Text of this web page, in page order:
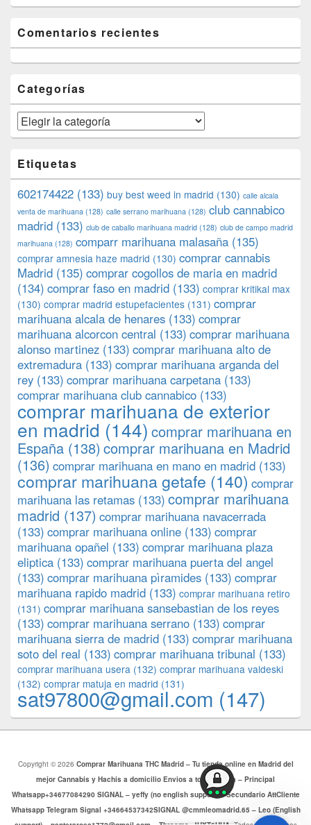
Comentarios recientes
Categorías
Categorías
Etiquetas
602174422 (133) buy best weed in madrid (130) calle alcala
venta de marihuana (128) calle serrano marihuana (128) club cannabico
madrid (133) club de caballo marihuana madrid (128) club de campo madrid
marihuana (128) comparr marihuana malasaña (135)
comprar amnesia haze madrid (130) comprar cannabis
Madrid (135) comprar cogollos de maria en madrid
(134) comprar faso en madrid (133) comprar kritikal max
(130) comprar madrid estupefacientes (131) comprar
marihuana alcala de henares (133) comprar
marihuana alcorcon central (133) comprar marihuana
alonso martinez (133) comprar marihuana alto de
extremadura (133) comprar marihuana arganda del
rey (133) comprar marihuana carpetana (133)
comprar marihuana club cannabico (133)
comprar marihuana de exterior
en madrid (144) comprar marihuana en
España (138) comprar marihuana en Madrid
(136) comprar marihuana en mano en madrid (133)
comprar marihuana getafe (140) comprar
marihuana las retamas (133) comprar marihuana
madrid (137) comprar marihuana navacerrada
(133) comprar marihuana online (133) comprar
marihuana opañel (133) comprar marihuana plaza
eliptica (133) comprar marihuana puerta del angel
(133) comprar marihuana pìramides (133) comprar
marihuana rapido madrid (133) comprar marihuana retiro
(131) comprar marihuana sansebastian de los reyes
(133) comprar marihuana serrano (133) comprar
marihuana sierra de madrid (133) comprar marihuana
soto del real (133) comprar marihuana tribunal (133)
comprar marihuana usera (132) comprar marihuana valdeski
(132) comprar matuja en madrid (131)
sat97800@gmail.com (147)
Copyright © 2026 Comprar Marihuana THC Madrid – Tu tienda online en Madrid del
mejor Cannabis y Hachis a domicilio Envios a toda Europa – Principal
Whatsapp+34677084290 SIGNAL – yeffy (no english support) – Secundario AttCliente
Whatsapp Telegram Signal +34664537342SIGNAL @cmmleomadrid.65 – Leo (English